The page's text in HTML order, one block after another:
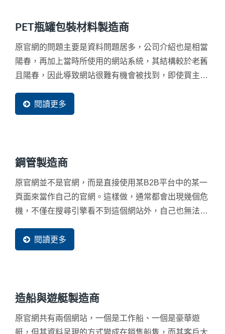
PET瓶罐包裝材料製造商
原官網的問題主要是資料問題居多，公司介紹也是相當
陽春，再加上當時所使用的網站系統，其結構較於老舊
且陽春，因此導致網站很難有機會被找到，即使買主來
閱讀更多
鋼管製造商
原官網並不是官網，而是直接使用某B2B平台中的某一
頁面來當作自己的官網。這樣做，通常都會出現幾個危
機，不僅在搜尋引擎看不到這個網站外，自己也無法掌
信任。閱讀更多
造船與遊艇製造商
原官網共有兩個網站，一個是工作船、一個是豪華遊
艇，但其資料呈現的方式變成在銷售船隻，而其客戶大